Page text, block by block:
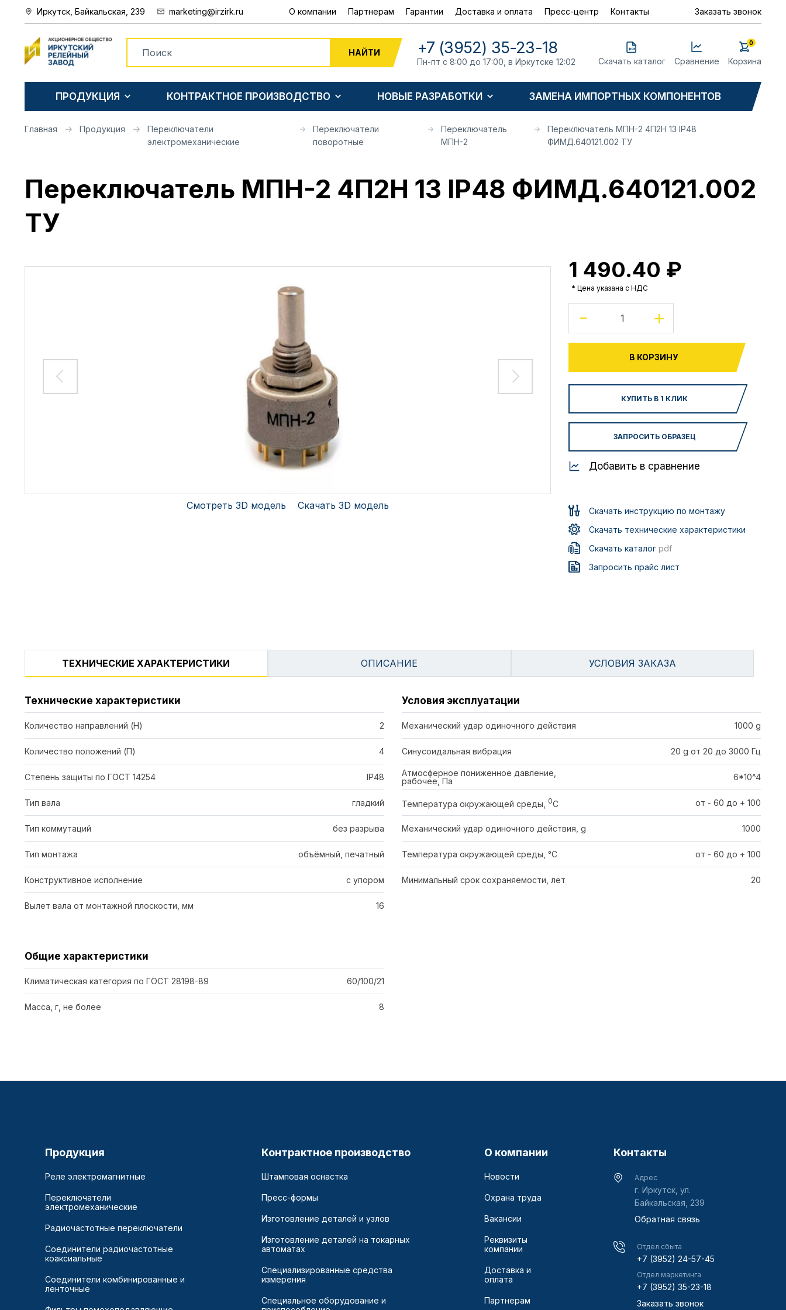
Иркутск, Байкальская, 239 marketing@irzirk.ru О компании Партнерам Гарантии Доставка и оплата Пресс-центр Контакты Заказать звонок
НАЙТИ +7 (3952) 35-23-18
Пн-пт с 8:00 до 17:00, в Иркутске 12:02 Скачать каталог Сравнение Корзина
0
ПРОДУКЦИЯ КОНТРАКТНОЕ ПРОИЗВОДСТВО НОВЫЕ РАЗРАБОТКИ ЗАМЕНА ИМПОРТНЫХ КОМПОНЕНТОВ
Главная Продукция
Переключатели
электромеханические
Переключатели
поворотные
Переключатель
МПН-2
Переключатель МПН-2 4П2Н 13 IP48
ФИМД.640121.002 ТУ
Переключатель МПН-2 4П2Н 13 IP48 ФИМД.640121.002
ТУ
Смотреть 3D модель Скачать 3D модель
1 490.40 ₽
* Цена указана с НДС
- +
В КОРЗИНУ
КУПИТЬ В 1 КЛИК
ЗАПРОСИТЬ ОБРАЗЕЦ
Добавить в сравнение
Скачать инструкцию по монтажу
Скачать технические характеристики
Скачать каталог pdf
Запросить прайс лист
ТЕХНИЧЕСКИЕ ХАРАКТЕРИСТИКИ ОПИСАНИЕ УСЛОВИЯ ЗАКАЗА
Технические характеристики
Количество направлений (Н) 2
Количество положений (П) 4
Степень защиты по ГОСТ 14254 IP48
Тип вала гладкий
Тип коммутаций без разрыва
Тип монтажа объёмный, печатный
Конструктивное исполнение с упором
Вылет вала от монтажной плоскости, мм 16
Условия эксплуатации
Механический удар одиночного действия 1000 g
Синусоидальная вибрация 20 g от 20 до 3000 Гц
Атмосферное пониженное давление,
рабочее, Па
6*10^4
Температура окружающей среды, 0C от - 60 до + 100
Механический удар одиночного действия, g 1000
Температура окружающей среды, °С от - 60 до + 100
Минимальный срок сохраняемости, лет 20
Общие характеристики
Климатическая категория по ГОСТ 28198-89 60/100/21
Масса, г, не более 8
Продукция
Реле электромагнитные
Переключатели
электромеханические
Радиочастотные переключатели
Соединители радиочастотные
коаксиальные
Соединители комбинированные и
ленточные
Контрактное производство
Штамповая оснастка
Пресс-формы
Изготовление деталей и узлов
Изготовление деталей на токарных
автоматах
Специализированные средства
измерения
Специальное оборудование и
О компании
Новости
Охрана труда
Вакансии
Реквизиты
компании
Доставка и
оплата
Партнерам
Контакты
Адрес
г. Иркутск, ул.
Байкальская, 239
Обратная связь
Отдел сбыта
+7 (3952) 24-57-45
Отдел маркетинга
+7 (3952) 35-23-18
Заказать звонок